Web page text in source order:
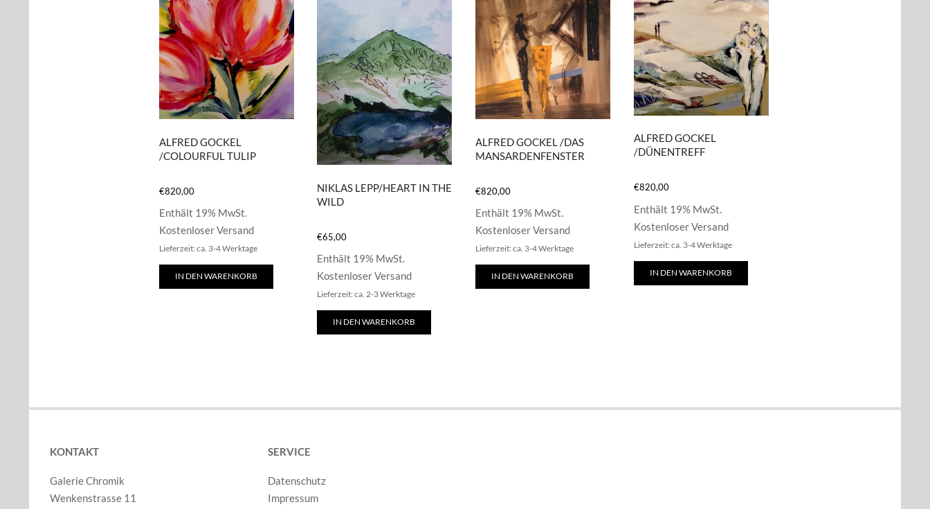
ALFRED GOCKEL
/COLOURFUL TULIP
€820,00
Enthält 19% MwSt.
Kostenloser Versand
Lieferzeit: ca. 3-4 Werktage
IN DEN WARENKORB
NIKLAS LEPP/HEART IN THE
WILD
€65,00
Enthält 19% MwSt.
Kostenloser Versand
Lieferzeit: ca. 2-3 Werktage
IN DEN WARENKORB
ALFRED GOCKEL /DAS
MANSARDENFENSTER
€820,00
Enthält 19% MwSt.
Kostenloser Versand
Lieferzeit: ca. 3-4 Werktage
IN DEN WARENKORB
ALFRED GOCKEL
/DÜNENTREFF
€820,00
Enthält 19% MwSt.
Kostenloser Versand
Lieferzeit: ca. 3-4 Werktage
IN DEN WARENKORB
KONTAKT
Galerie Chromik
Wenkenstrasse 11
SERVICE
Datenschutz
Impressum